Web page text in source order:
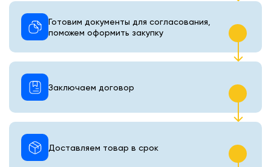
Готовим документы для согласования,
поможем оформить закупку
Доставляем товар в срок
Заключаем договор